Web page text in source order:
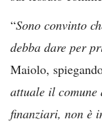
“Sono convinto
debba dare per
Maiolo,
attuale il
finanziari, non è